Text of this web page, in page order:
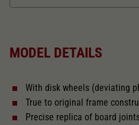
The model has a
2187
Replacement wheel set for AC
MODEL DETAILS
With disk wheels (deviating
True to original frame
Precise replica of board
Webseiten-